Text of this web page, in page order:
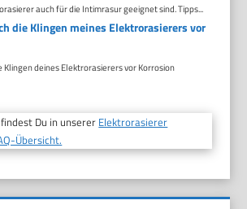
auch für die Intimrasur geeignet sind. Tipps...
die Klingen meines Elektrorasierers vor
Klingen deines Elektrorasierers vor Korrosion
Du in unserer Elektrorasierer
Übersicht.